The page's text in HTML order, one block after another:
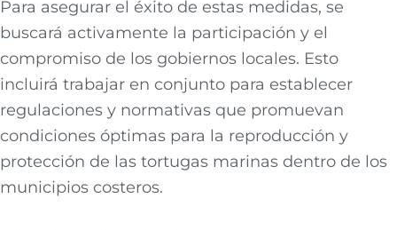
Para asegurar el éxito de estas medidas, se
buscará activamente la participación y el
compromiso de los gobiernos locales. Esto
incluirá trabajar en conjunto para establecer
regulaciones y normativas que promuevan
condiciones óptimas para la reproducción y
protección de las tortugas marinas dentro de los
municipios costeros.